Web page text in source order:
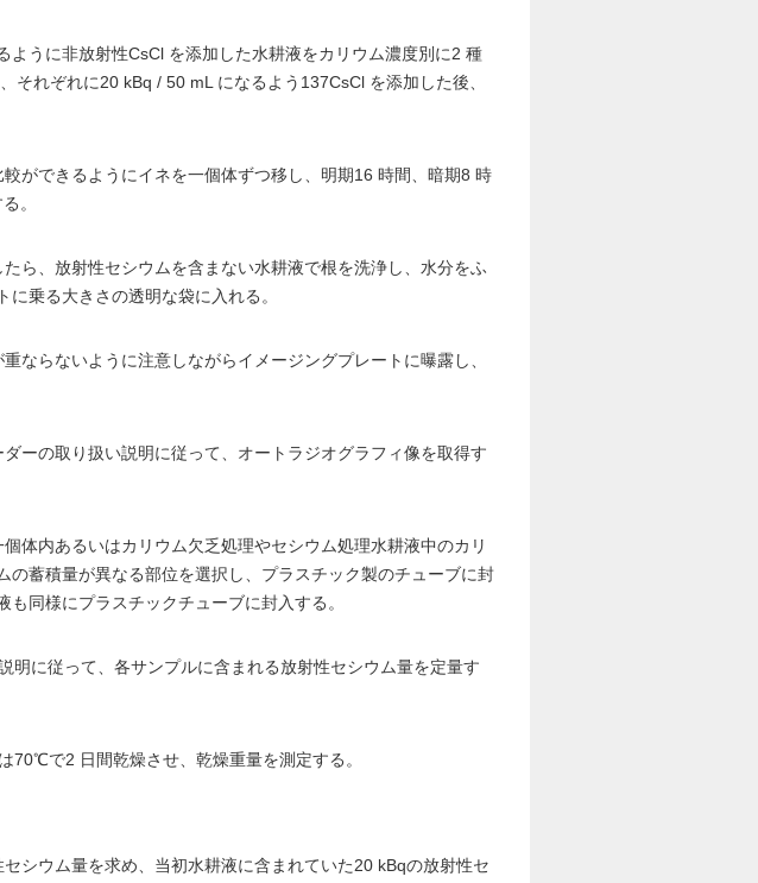
ように非放射性CsCl を添加した水耕液をカリウム濃度別に2 種
それぞれに20 kBq / 50 mL になるよう137CsCl を添加した後、
較ができるようにイネを一個体ずつ移し、明期16 時間、暗期8 時
。
たら、放射性セシウムを含まない水耕液で根を洗浄し、水分をふ
乗る大きさの透明な袋に入れる。
ならないように注意しながらイメージングプレートに曝露し、
ダーの取り扱い説明に従って、オートラジオグラフィ像を取得す
個体内あるいはカリウム欠乏処理やセシウム処理水耕液中のカリ
の蓄積量が異なる部位を選択し、プラスチック製のチューブに封
も同様にプラスチックチューブに封入する。
明に従って、各サンプルに含まれる放射性セシウム量を定量す
70℃で2 日間乾燥させ、乾燥重量を測定する。
セシウム量を求め、当初水耕液に含まれていた20 kBqの放射性セ